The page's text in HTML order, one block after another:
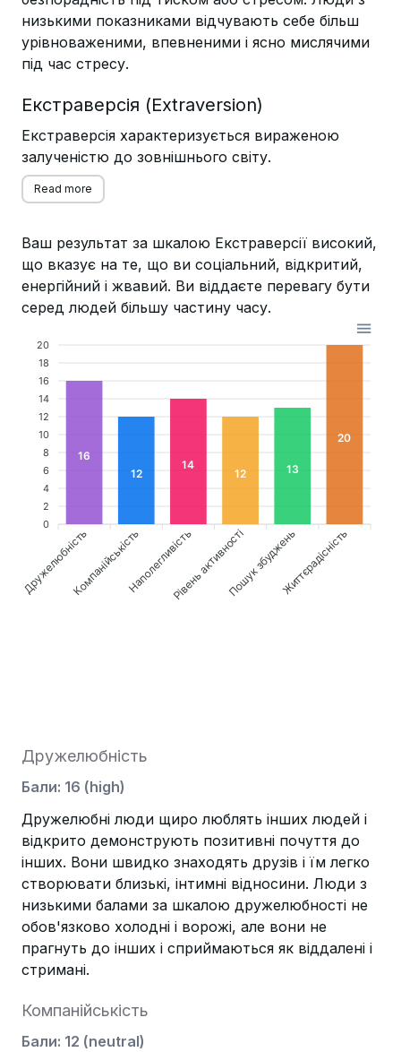
низькими показниками відчувають себе більш
урівноваженими, впевненими і ясно мислячими
під час стресу.
Екстраверсія (Extraversion)
Екстраверсія характеризується вираженою
залученістю до зовнішнього світу.
Read more
Ваш результат за шкалою Екстраверсії високий,
що вказує на те, що ви соціальний, відкритий,
енергійний і жвавий. Ви віддаєте перевагу бути
серед людей більшу частину часу.
20
18
16
14
12
10
8
6
4
2
0
16
12
14
12 13
20
ДружелюбністьКомпанійськістьНаполегливістьРівень активностіПошук збудженьЖиттєрадісність
Дружелюбність
Бали: 16 (high)
Дружелюбні люди щиро люблять інших людей і
відкрито демонструють позитивні почуття до
інших. Вони швидко знаходять друзів і їм легко
створювати близькі, інтимні відносини. Люди з
низькими балами за шкалою дружелюбності не
обов'язково холодні і ворожі, але вони не
прагнуть до інших і сприймаються як віддалені і
стримані.
Компанійськість
Бали: 12 (neutral)